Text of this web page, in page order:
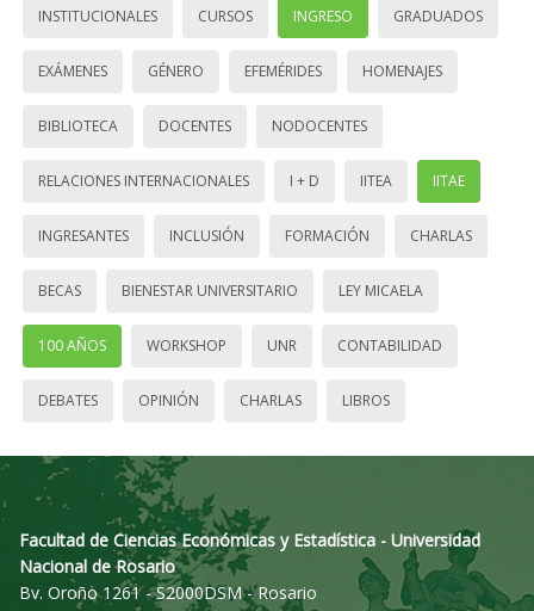
INSTITUCIONALES CURSOS INGRESO GRADUADOS
EXÁMENES GÉNERO EFEMÉRIDES HOMENAJES
BIBLIOTECA DOCENTES NODOCENTES
RELACIONES INTERNACIONALES I + D IITEA IITAE
INGRESANTES INCLUSIÓN FORMACIÓN CHARLAS
BECAS BIENESTAR UNIVERSITARIO LEY MICAELA
100 AÑOS WORKSHOP UNR CONTABILIDAD
DEBATES OPINIÓN CHARLAS LIBROS
Facultad de Ciencias Económicas y Estadística - Universidad
Nacional de Rosario
Bv. Oroño 1261 - S2000DSM - Rosario